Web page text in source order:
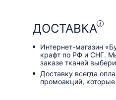
ДОСТАВКА
Интернет-магазин
крафт по РФ и СНГ.
заказе тканей
Доставку всегда
промоакций,